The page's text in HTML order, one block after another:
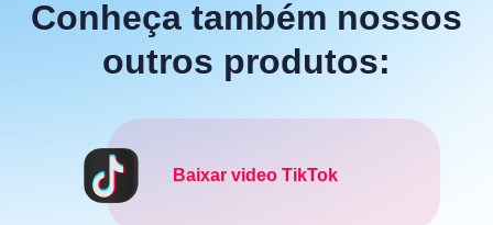
Conheça também nossos
outros produtos:
Baixar video TikTok